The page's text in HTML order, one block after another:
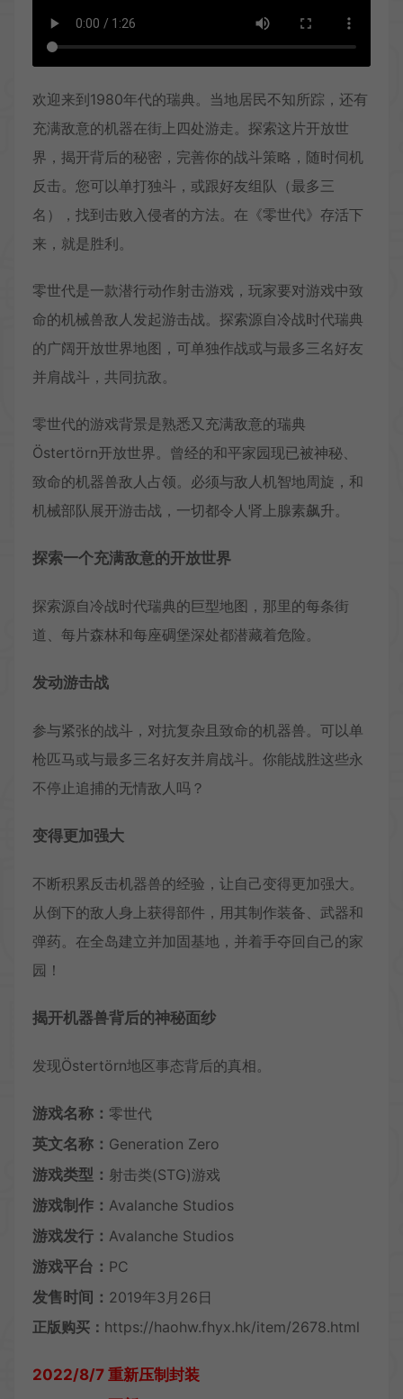
欢迎来到1980年代的瑞典。当地居民不知所踪，还有
充满敌意的机器在街上四处游走。探索这片开放世
界，揭开背后的秘密，完善你的战斗策略，随时伺机
反击。您可以单打独斗，或跟好友组队（最多三
名），找到击败入侵者的方法。在《零世代》存活下
来，就是胜利。
零世代是一款潜行动作射击游戏，玩家要对游戏中致
命的机械兽敌人发起游击战。探索源自冷战时代瑞典
的广阔开放世界地图，可单独作战或与最多三名好友
并肩战斗，共同抗敌。
零世代的游戏背景是熟悉又充满敌意的瑞典
Östertörn开放世界。曾经的和平家园现已被神秘、
致命的机器兽敌人占领。必须与敌人机智地周旋，和
机械部队展开游击战，一切都令人肾上腺素飙升。
探索一个充满敌意的开放世界
探索源自冷战时代瑞典的巨型地图，那里的每条街
道、每片森林和每座碉堡深处都潜藏着危险。
发动游击战
参与紧张的战斗，对抗复杂且致命的机器兽。可以单
枪匹马或与最多三名好友并肩战斗。你能战胜这些永
不停止追捕的无情敌人吗？
变得更加强大
不断积累反击机器兽的经验，让自己变得更加强大。
从倒下的敌人身上获得部件，用其制作装备、武器和
弹药。在全岛建立并加固基地，并着手夺回自己的家
园！
揭开机器兽背后的神秘面纱
发现Östertörn地区事态背后的真相。
游戏名称： 零世代
英文名称： Generation Zero
游戏类型： 射击类(STG)游戏
游戏制作： Avalanche Studios
游戏发行： Avalanche Studios
游戏平台： PC
发售时间： 2019年3月26日
正版购买： https://haohw.fhyx.hk/item/2678.html
2022/8/7 重新压制封装